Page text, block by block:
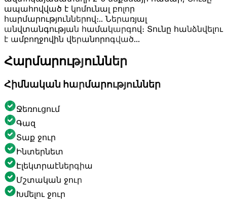
ապահովված է կոմունալ բոլոր
հարմարություններով։.. Ներառյալ
անվտանգության համակարգով։ Տունը հանձնվելու
է ամբողջովին վերանորոգված...
Հարմարություններ
Հիմնական հարմարություններ
Ջեռուցում
Գազ
Տաք ջուր
Ինտերնետ
Էլեկտրաէներգիա
Մշտական ջուր
Խմելու ջուր